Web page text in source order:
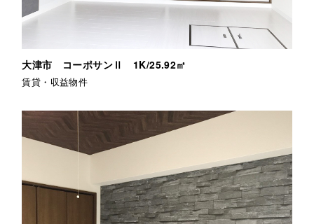
大津市 コーポサンⅡ 1K/25.92㎡
賃貸・収益物件